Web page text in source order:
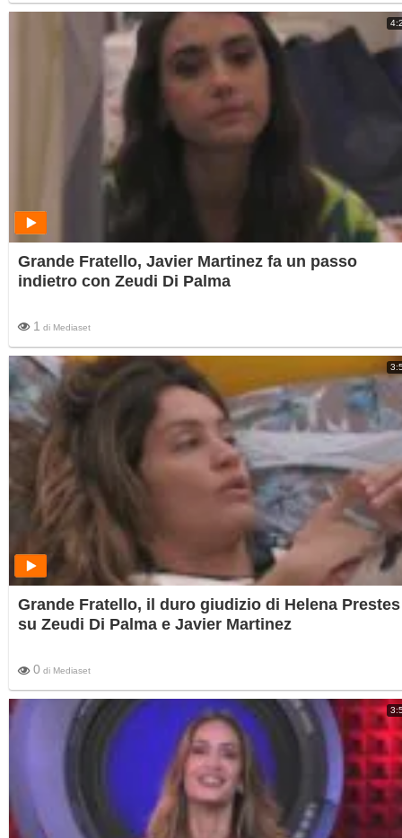
Grande Fratello, Javier Martinez fa un passo
indietro con Zeudi Di Palma
1 di Mediaset
Grande Fratello, il duro giudizio di Helena Prestes
su Zeudi Di Palma e Javier Martinez
0 di Mediaset